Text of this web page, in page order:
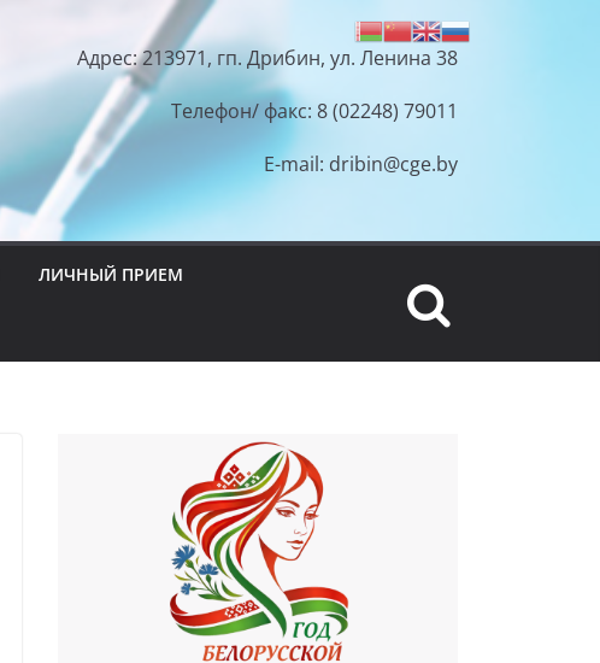
Адрес: 213971, гп. Дрибин, ул. Ленина 38
Телефон/ факс: 8 (02248) 79011
E-mail: dribin@cge.by
ЛИЧНЫЙ ПРИЕМ